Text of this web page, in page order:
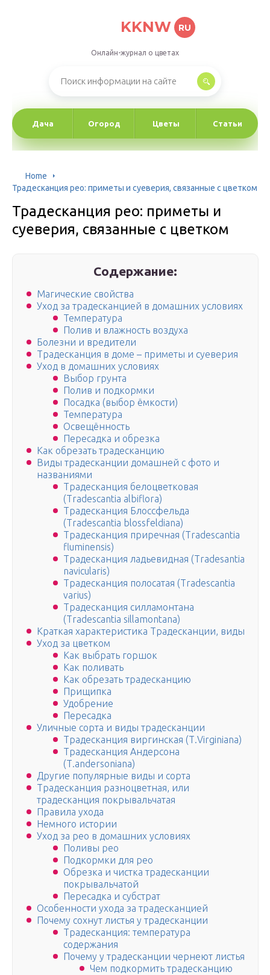
KKNW RU
Онлайн-журнал о цветах
Дача Огород Цветы Статьи
Home
Традесканция рео: приметы и суеверия, связанные с цветком
Традесканция рео: приметы и
суеверия, связанные с цветком
Содержание:
Магические свойства
Уход за традесканцией в домашних условиях
Температура
Полив и влажность воздуха
Болезни и вредители
Традесканция в доме – приметы и суеверия
Уход в домашних условиях
Выбор грунта
Полив и подкормки
Посадка (выбор ёмкости)
Температура
Освещённость
Пересадка и обрезка
Как обрезать традесканцию
Виды традесканции домашней с фото и
названиями
Традесканция белоцветковая
(Tradescantia albiflora)
Традесканция Блоссфельда
(Tradescantia blossfeldiana)
Традесканция приречная (Tradescantia
fluminensis)
Традесканция ладьевидная (Tradesantia
navicularis)
Традесканция полосатая (Tradescantia
varius)
Традесканция силламонтана
(Tradescantia sillamontana)
Краткая характеристика Традесканции, виды
Уход за цветком
Как выбрать горшок
Как поливать
Как обрезать традесканцию
Прищипка
Удобрение
Пересадка
Уличные сорта и виды традесканции
Традесканция виргинская (Т.Virginiana)
Традесканция Андерсона
(Т.andersoniana)
Другие популярные виды и сорта
Традесканция разноцветная, или
традескaнция покрывaльчатая
Правила ухода
Немного истории
Уход за рео в домашних условиях
Поливы рео
Подкормки для рео
Обрезка и чистка традесканции
покрывальчатой
Пересадка и субстрат
Особенности ухода за традесканцией
Почему сохнут листья у традесканции
Традесканция: температура
содержания
Почему у традесканции чернеют листья
Чем подкормить традесканцию